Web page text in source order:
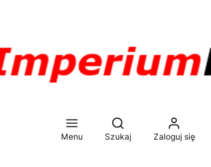
Menu
Otwórz wyszukiwarkę
Szukaj Zaloguj się